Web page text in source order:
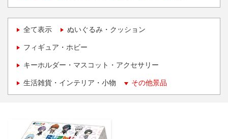
全て表示 ぬいぐるみ・クッション
フィギュア・ホビー
キーホルダー・マスコット・アクセサリー
生活雑貨・インテリア・小物 その他景品